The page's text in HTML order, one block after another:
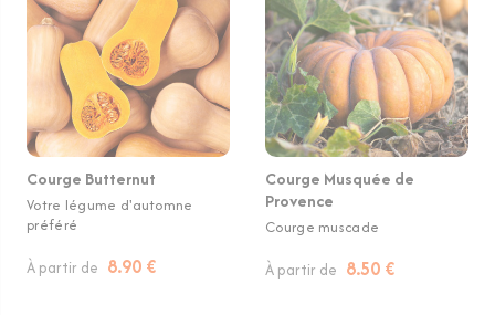
Courge Butternut
Votre légume d'automne
préféré
À partir de 8.90 €
Courge Musquée de
Provence
Courge muscade
À partir de 8.50 €